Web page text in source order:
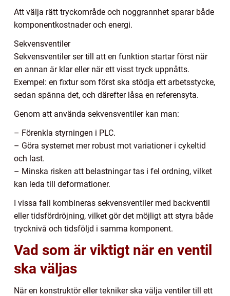
Att välja rätt tryckområde och noggrannhet sparar både
komponentkostnader och energi.
Sekvensventiler
Sekvensventiler ser till att en funktion startar först när
en annan är klar eller när ett visst tryck uppnåtts.
Exempel: en fixtur som först ska stödja ett arbetsstycke,
sedan spänna det, och därefter låsa en referensyta.
Genom att använda sekvensventiler kan man:
– Förenkla styrningen i PLC.
– Göra systemet mer robust mot variationer i cykeltid
och last.
– Minska risken att belastningar tas i fel ordning, vilket
kan leda till deformationer.
I vissa fall kombineras sekvensventiler med backventil
eller tidsfördröjning, vilket gör det möjligt att styra både
trycknivå och tidsföljd i samma komponent.
Vad som är viktigt när en ventil
ska väljas
När en konstruktör eller tekniker ska välja ventiler till ett